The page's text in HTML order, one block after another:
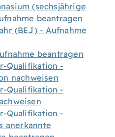
(sechsjährige
beantragen
(BEJ) - Aufnahme
beantragen
Qualifikation -
nachweisen
Qualifikation -
Qualifikation -
anerkannte